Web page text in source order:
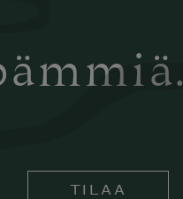
TILAA